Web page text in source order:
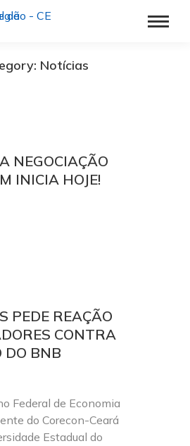
Notícias
NEGOCIAÇÃO
INICIA HOJE!
PEDE REAÇÃO
CONTRA
DO BNB
Federal de Economia
do Corecon-Ceará
Estadual do